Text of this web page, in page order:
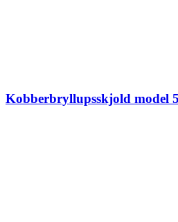
Kobberbryllupsskjold model